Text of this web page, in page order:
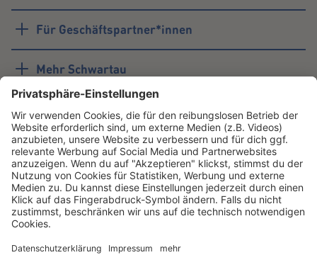
Für Geschäftspartner*innen
Mehr Schwartau
#schwartau
Youtube LinkedIn
Unternehmen
Instagram TikTok Facebook
Schwartau
Instagram TikTok Facebook
Instagram TikTok